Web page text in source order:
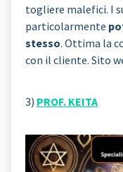
togliere malefici. I
particolarmente
stesso. Ottima la
con il cliente. Sito
3) PROF. KEITA